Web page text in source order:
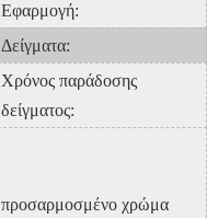
Εφαρμογή:
Δείγματα:
Χρόνος παράδοσης
δείγματος:
προσαρμοσμένο χρώμα